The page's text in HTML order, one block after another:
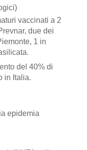
vaccinati a 2
due dei
1 in
del 40% di
in Italia.
epidemia